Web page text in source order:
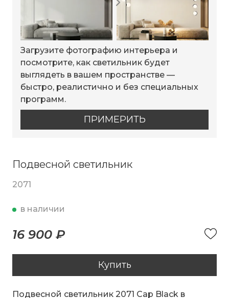
Загрузите фотографию интерьера и
посмотрите, как светильник будет
выглядеть в вашем пространстве —
быстро, реалистично и без специальных
программ.
ПРИМЕРИТЬ
Подвесной светильник
2071
в наличии
16 900 ₽
Купить
Подвесной светильник 2071 Cap Black в